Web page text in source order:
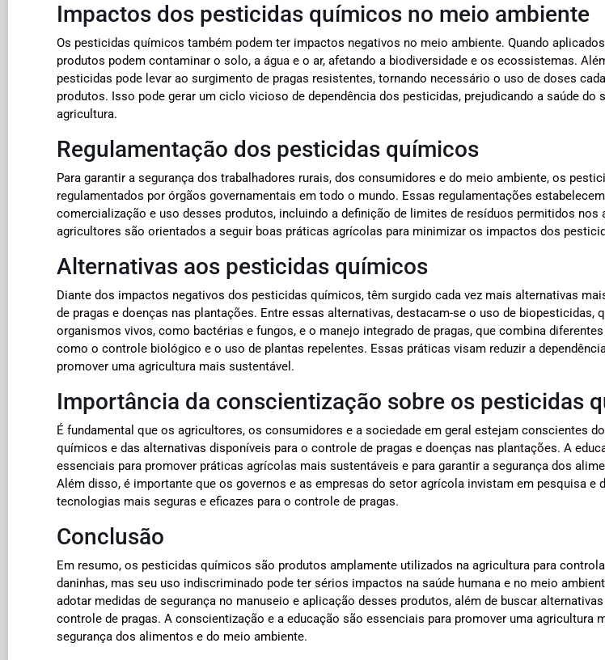
Impactos dos pesticidas químicos no meio ambiente
Os pesticidas químicos também podem ter impactos negativos no meio ambiente. Quando
produtos podem contaminar o solo, a água e o ar, afetando a biodiversidade e os ecossistemas.
pesticidas pode levar ao surgimento de pragas resistentes, tornando necessário o uso de doses
produtos. Isso pode gerar um ciclo vicioso de dependência dos pesticidas, prejudicando a saúde do
agricultura.
Regulamentação dos pesticidas químicos
Para garantir a segurança dos trabalhadores rurais, dos consumidores e do meio ambiente, os
regulamentados por órgãos governamentais em todo o mundo. Essas regulamentações
comercialização e uso desses produtos, incluindo a definição de limites de resíduos permitidos nos
agricultores são orientados a seguir boas práticas agrícolas para minimizar os impactos dos
Alternativas aos pesticidas químicos
Diante dos impactos negativos dos pesticidas químicos, têm surgido cada vez mais alternativas
de pragas e doenças nas plantações. Entre essas alternativas, destacam-se o uso de biopesticidas,
organismos vivos, como bactérias e fungos, e o manejo integrado de pragas, que combina
como o controle biológico e o uso de plantas repelentes. Essas práticas visam reduzir a
promover uma agricultura mais sustentável.
Importância da conscientização sobre os pesticidas
É fundamental que os agricultores, os consumidores e a sociedade em geral estejam conscientes
químicos e das alternativas disponíveis para o controle de pragas e doenças nas plantações. A
essenciais para promover práticas agrícolas mais sustentáveis e para garantir a segurança dos
Além disso, é importante que os governos e as empresas do setor agrícola invistam em pesquisa e
tecnologias mais seguras e eficazes para o controle de pragas.
Conclusão
Em resumo, os pesticidas químicos são produtos amplamente utilizados na agricultura para
daninhas, mas seu uso indiscriminado pode ter sérios impactos na saúde humana e no meio
adotar medidas de segurança no manuseio e aplicação desses produtos, além de buscar
controle de pragas. A conscientização e a educação são essenciais para promover uma agricultura
segurança dos alimentos e do meio ambiente.